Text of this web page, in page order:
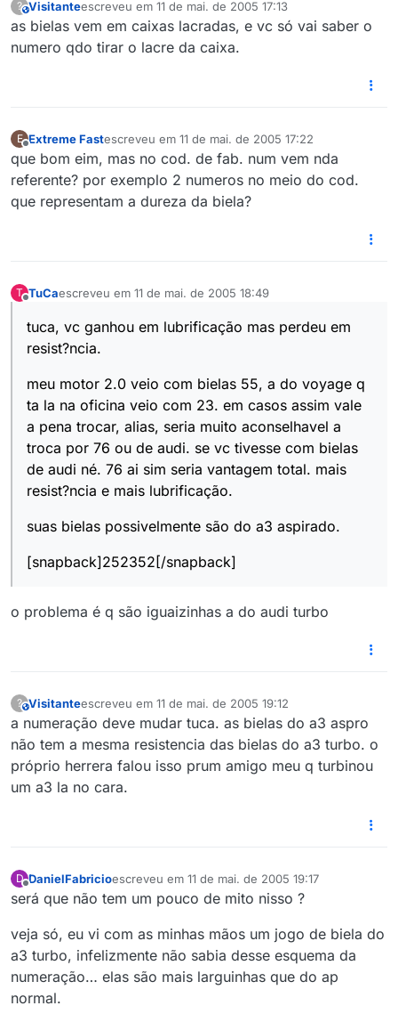
?This user is from outside of this forum
Visitanteescreveu em 11 de mai. de 2005 17:13
última edição por
as bielas vem em caixas lacradas, e vc só vai saber o
numero qdo tirar o lacre da caixa.
E
Offline
Extreme Fastescreveu em 11 de mai. de 2005 17:22
última edição por
que bom eim, mas no cod. de fab. num vem nda
referente? por exemplo 2 numeros no meio do cod.
que representam a dureza da biela?
T TuCaescreveu em 11 de mai. de 2005 18:49
última edição por
tuca, vc ganhou em lubrificação mas perdeu em
resist?ncia.
meu motor 2.0 veio com bielas 55, a do voyage q
ta la na oficina veio com 23. em casos assim vale
a pena trocar, alias, seria muito aconselhavel a
troca por 76 ou de audi. se vc tivesse com bielas
de audi né. 76 ai sim seria vantagem total. mais
resist?ncia e mais lubrificação.
suas bielas possivelmente são do a3 aspirado.
[snapback]252352[/snapback]
o problema é q são iguaizinhas a do audi turbo
?This user is from outside of this forum
Visitanteescreveu em 11 de mai. de 2005 19:12
última edição por
a numeração deve mudar tuca. as bielas do a3 aspro
não tem a mesma resistencia das bielas do a3 turbo. o
próprio herrera falou isso prum amigo meu q turbinou
um a3 la no cara.
D
Offline
DanielFabricioescreveu em 11 de mai. de 2005 19:17
última edição por
será que não tem um pouco de mito nisso ?
veja só, eu vi com as minhas mãos um jogo de biela do
a3 turbo, infelizmente não sabia desse esquema da
numeração… elas são mais larguinhas que do ap
normal.